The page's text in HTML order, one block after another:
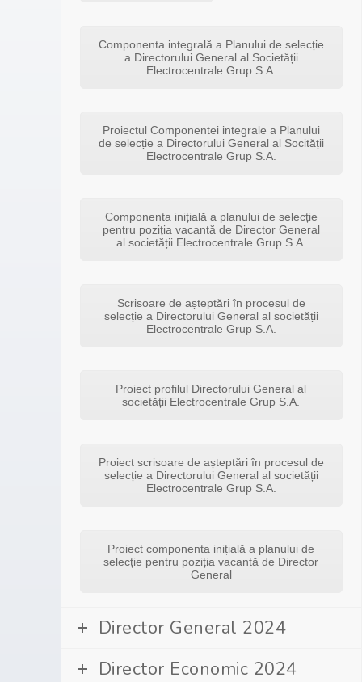
Componenta integrală a Planului de selecție
a Directorului General al Societății
Electrocentrale Grup S.A.
Proiectul Componentei integrale a Planului
de selecție a Directorului General al Socității
Electrocentrale Grup S.A.
Componenta inițială a planului de selecție
pentru poziția vacantă de Director General
al societății Electrocentrale Grup S.A.
Scrisoare de așteptări în procesul de
selecție a Directorului General al societății
Electrocentrale Grup S.A.
Proiect profilul Directorului General al
societății Electrocentrale Grup S.A.
Proiect scrisoare de așteptări în procesul de
selecție a Directorului General al societății
Electrocentrale Grup S.A.
Proiect componenta inițială a planului de
selecție pentru poziția vacantă de Director
General
Director General 2024
Director Economic 2024